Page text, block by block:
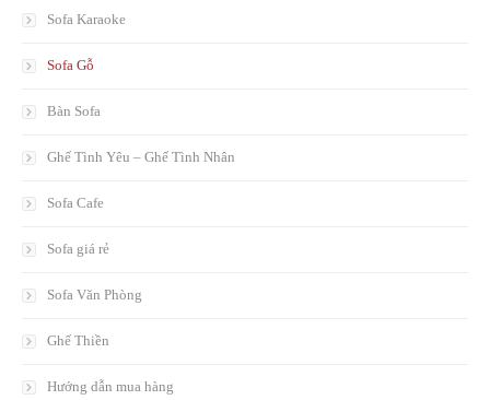
Sofa Karaoke
Sofa Gỗ
Bàn Sofa
Ghế Tình Yêu – Ghế Tình Nhân
Sofa Cafe
Sofa giá rẻ
Sofa Văn Phòng
Ghế Thiền
Hướng dẫn mua hàng